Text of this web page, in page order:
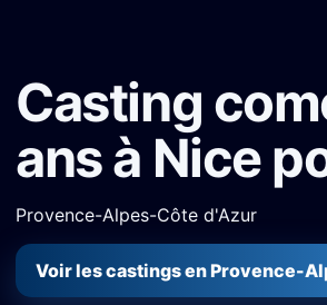
Casting
ans à Nice
Provence-Alpes-Côte d'Azur
Voir les castings en Provence-